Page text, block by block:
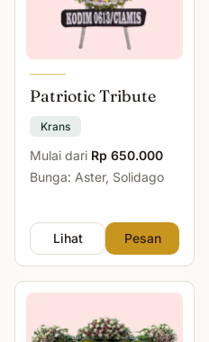
Patriotic Tribute
Krans
Mulai dari Rp 650.000
Bunga: Aster, Solidago
Lihat Pesan